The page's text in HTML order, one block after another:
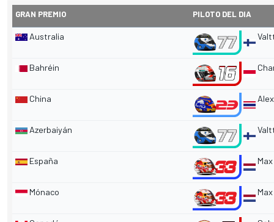
GRAN PREMIO PILOTO DEL DIA
Australia
Bahréin
China
Azerbaiyán
España
Mónaco